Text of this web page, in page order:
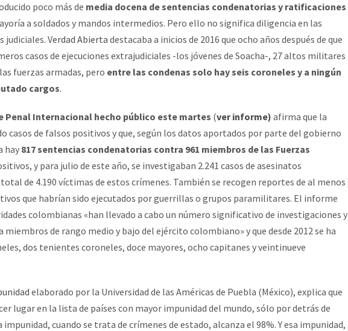
poco más de media docena de sentencias condenatorias y ratificaciones
a soldados y mandos intermedios. Pero ello no significa diligencia en las
judiciales. Verdad Abierta destacaba a inicios de 2016 que ocho años después de que
casos de ejecuciones extrajudiciales -los jóvenes de Soacha-, 27 altos militares
fuerzas armadas, pero entre las condenas solo hay seis coroneles y a ningún
cargos.
Penal Internacional hecho público este martes (ver informe) afirma que la
casos de falsos positivos y que, según los datos aportados por parte del gobierno
hay 817 sentencias condenatorias contra 961 miembros de las Fuerzas
y para julio de este año, se investigaban 2.241 casos de asesinatos
de 4.190 víctimas de estos crímenes. También se recogen reportes de al menos
que habrían sido ejecutados por guerrillas o grupos paramilitares. El informe
colombianas «han llevado a cabo un número significativo de investigaciones y
de rango medio y bajo del ejército colombiano» y que desde 2012 se ha
dos tenientes coroneles, doce mayores, ocho capitanes y veintinueve
elaborado por la Universidad de las Américas de Puebla (México), explica que
lugar en la lista de países con mayor impunidad del mundo, sólo por detrás de
impunidad, cuando se trata de crímenes de estado, alcanza el 98%. Y esa impunidad,